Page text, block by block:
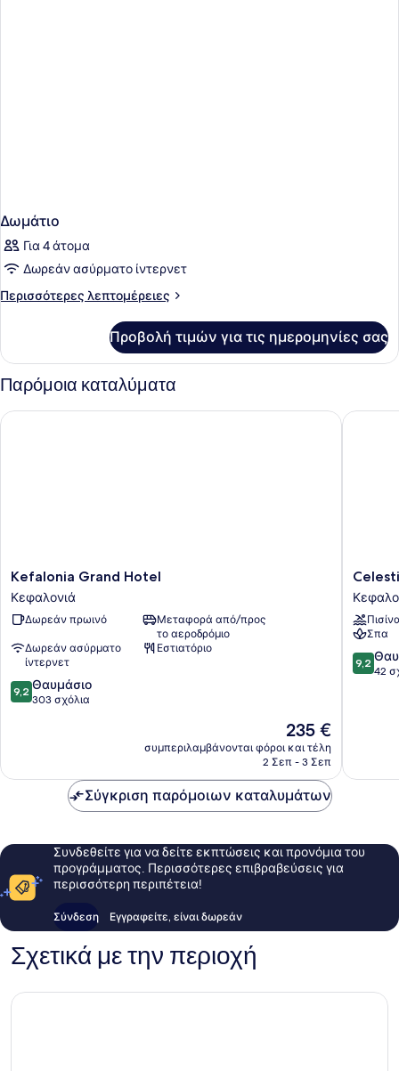
Δωμάτιο
Για 4 άτομα
Δωρεάν ασύρματο ίντερνετ
Περισσότερες λεπτομέρειες
Περισσότερες
Προβολή τιμών για τις ημερομηνίες σας
Παρόμοια καταλύματα
Kefalonia
Grand
Hotel
Κεφαλονιά
Kefalonia Grand Hotel
Κεφαλονιά
Δωρεάν πρωινό
Μεταφορά από/προς
το αεροδρόμιο
Δωρεάν ασύρματο
ίντερνετ
Εστιατόριο
9.2
στα
9,2 Θαυμάσιο
303 σχόλια
Η
τιμή
είναι
235 €
συμπεριλαμβάνονται φόροι και τέλη
2 Σεπ - 3 Σεπ
Kefalonia Grand Hotel
Celestial
All
Suites
Σπα
9.2
στα
9,2
42
Σύγκριση παρόμοιων καταλυμάτων
Συνδεθείτε για να δείτε εκπτώσεις και προνόμια του
προγράμματος. Περισσότερες επιβραβεύσεις για
περισσότερη περιπέτεια!
Σύνδεση Εγγραφείτε, είναι δωρεάν
Σχετικά με την περιοχή